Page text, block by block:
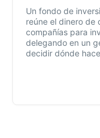
Un fondo de
reúne el dinero de
compañías para
delegando en un
decidir dónde